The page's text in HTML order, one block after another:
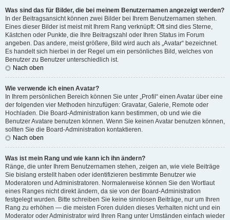
Was sind das für Bilder, die bei meinem Benutzernamen angezeigt werden?
In der Beitragsansicht können zwei Bilder bei Ihrem Benutzernamen stehen.
Eines dieser Bilder ist meist mit Ihrem Rang verknüpft: Oft sind dies Sterne,
Kästchen oder Punkte, die Ihre Beitragszahl oder Ihren Status im Forum
angeben. Das andere, meist größere, Bild wird auch als „Avatar“ bezeichnet.
Es handelt sich hierbei in der Regel um ein persönliches Bild, welches von
Benutzer zu Benutzer unterschiedlich ist.
Nach oben
Wie verwende ich einen Avatar?
In Ihrem persönlichen Bereich können Sie unter „Profil“ einen Avatar über eine
der folgenden vier Methoden hinzufügen: Gravatar, Galerie, Remote oder
Hochladen. Die Board-Administration kann bestimmen, ob und wie die
Benutzer Avatare benutzen können. Wenn Sie keinen Avatar benutzen können,
sollten Sie die Board-Administration kontaktieren.
Nach oben
Was ist mein Rang und wie kann ich ihn ändern?
Ränge, die unter Ihrem Benutzernamen stehen, zeigen an, wie viele Beiträge
Sie bislang erstellt haben oder identifizieren bestimmte Benutzer wie
Moderatoren und Administratoren. Normalerweise können Sie den Wortlaut
eines Ranges nicht direkt ändern, da sie von der Board-Administration
festgelegt wurden. Bitte schreiben Sie keine sinnlosen Beiträge, nur um Ihren
Rang zu erhöhen — die meisten Foren dulden dieses Verhalten nicht und ein
Moderator oder Administrator wird Ihren Rang unter Umständen einfach wieder